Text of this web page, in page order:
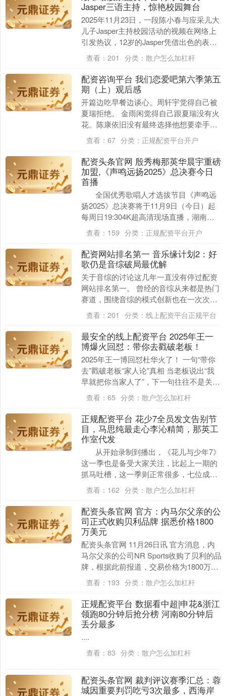
Jasper三语主持，惊艳校园舞台
2025年11月23日，一段陈小春与应采儿大
儿子Jasper主持校园活动的视频在网络上
引发热议，12岁的Jasper凭借出色的表现
成为众人焦点。 活动现场，Ja....
查看： 201 分类： 散户怎么加杠杆
配资咨询平台 我们恋爱吧第六季第五
期（上）观后感
开篇边吃早餐边谈心。周轩宇觉得自己被
夏瑞拒绝。 金雨闲觉得自己跟夏瑞没有火
花。陈康依旧没有最终选择他想要牵手的
女嘉宾。桂廷禹也苦恼。 说是两人一组，
夏瑞直接表达....
查看： 67 分类： 正规配资平台开户
配资头条官网 殷秀梅那英华晨宇重磅
加盟,《声鸣远扬2025》总决赛今日
首播
全国优秀歌唱人才选拔节目《声鸣远
扬2025》总决赛将于11月9日（今日）起
每周日19:304K超高清现场直播，湖南卫
视、北京卫视、江苏卫视、广东卫....
查看： 159 分类： 正规配资平台开户
配资网站排名第一 音乐缘计划2：好
歌仍是音综破局最优解
关于音综的讨论这几年一直没有停过配资
网站排名第一。 曾经的音综从来都是热门
赛道，围绕音综的模式创新也在一次次升
级，从《偶像练习生》《创造营》的选秀
音综，到《中国....
查看： 201 分类： 线上配资平台正规平台
最安全的线上配资平台 2025年王一
博爆火回怼：带你去戳破老板！
2025年王一博回怼杜华火了！ 一句“带你
去”戳破老板“家人论”真相 当老板说出“我
早就把你当家人了”，下一句往往不是关怀
而是要求。 王一博用五个字轻松化解情
感....
查看： 65 分类： 散户怎么加杠杆
正规配资平台 花少7全员发文告别节
目，马思纯最走心李沁精简，那英工
作室代发
从开始录制到播出，《花儿与少年7》
这一季也是备受大家关注，比起上一期的
抓马吐槽，这一季则正常很多，七位成员
相处也很和谐。节目播完之后，七位成员
也是....
查看： 162 分类： 散户怎么加杠杆
配资头条官网 官方：内马尔父亲的公
司正式收购贝利品牌 据悉价格1800
万美元
配资头条官网 11月26日讯 官方消息，内
马尔父亲的公司NR Sports收购了贝利的品
牌，根据此前报道，交易价格为1800万美
元。 品牌的官方通报写道：“有些....
查看： 193 分类： 散户怎么加杠杆
正规配资平台 数据看中超|申花&浙江
领跑80分钟后抢分榜 河南80分钟后
丢分最多
....
查看： 83 分类： 散户怎么加杠杆
配资头条官网 裁判评议赛季汇总：蓉
城因重要判罚吃亏3次最多，西海岸
上证综指 3940.04 +39.68 +1.02%
深证成指 14311.01 +200.89 +1.42%
沪深300 4694.44